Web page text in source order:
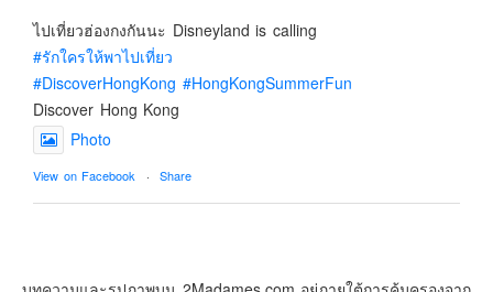
ไปเที่ยวฮ่องกงกันนะ Disneyland is calling
#รักใครให้พาไปเที่ยว
#DiscoverHongKong #HongKongSummerFun
Discover Hong Kong
Photo
View on Facebook · Share